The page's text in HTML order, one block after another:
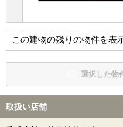
この建物の残りの物件を表
選択した物
取扱い店舗